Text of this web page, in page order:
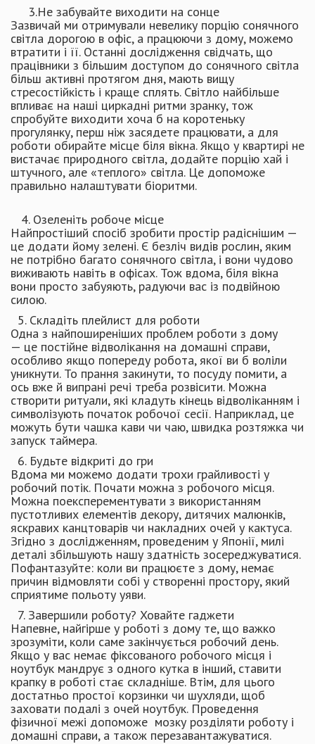
3.Не забувайте виходити на сонце
Зазвичай ми отримували невелику порцію сонячного
світла дорогою в офіс, а працюючи з дому, можемо
втратити і її. Останні дослідження свідчать, що
працівники з більшим доступом до сонячного світла
більш активні протягом дня, мають вищу
стресостійкість і краще сплять. Світло найбільше
впливає на наші циркадні ритми зранку, тож
спробуйте виходити хоча б на коротеньку
прогулянку, перш ніж засядете працювати, а для
роботи обирайте місце біля вікна. Якщо у квартирі не
вистачає природного світла, додайте порцію хай і
штучного, але «теплого» світла. Це допоможе
правильно налаштувати біоритми.
4. Озеленіть робоче місце
Найпростіший спосіб зробити простір радіснішим —
це додати йому зелені. Є безліч видів рослин, яким
не потрібно багато сонячного світла, і вони чудово
виживають навіть в офісах. Тож вдома, біля вікна
вони просто забуяють, радуючи вас із подвійною
силою.
5. Складіть плейлист для роботи
Одна з найпоширеніших проблем роботи з дому
— це постійне відволікання на домашні справи,
особливо якщо попереду робота, якої ви б воліли
уникнути. То прання закинути, то посуду помити, а
ось вже й випрані речі треба розвісити. Можна
створити ритуали, які кладуть кінець відволіканням і
символізують початок робочої сесії. Наприклад, це
можуть бути чашка кави чи чаю, швидка розтяжка чи
запуск таймера.
6. Будьте відкриті до гри
Вдома ми можемо додати трохи грайливості у
робочий потік. Почати можна з робочого місця.
Можна поексперементувати з використанням
пустотливих елементів декору, дитячих малюнків,
яскравих канцтоварів чи накладних очей у кактуса.
Згідно з дослідженням, проведеним у Японії, милі
деталі збільшують нашу здатність зосереджуватися.
Пофантазуйте: коли ви працюєте з дому, немає
причин відмовляти собі у створенні простору, який
сприятиме польоту уяви.
7. Завершили роботу? Ховайте гаджети
Напевне, найгірше у роботі з дому те, що важко
зрозуміти, коли саме закінчується робочий день.
Якщо у вас немає фіксованого робочого місця і
ноутбук мандрує з одного кутка в інший, ставити
крапку в роботі стає складніше. Втім, для цього
достатньо простої корзинки чи шухляди, щоб
заховати подалі з очей ноутбук. Проведення
фізичної межі допоможе мозку розділяти роботу і
домашні справи, а також перезавантажуватися.